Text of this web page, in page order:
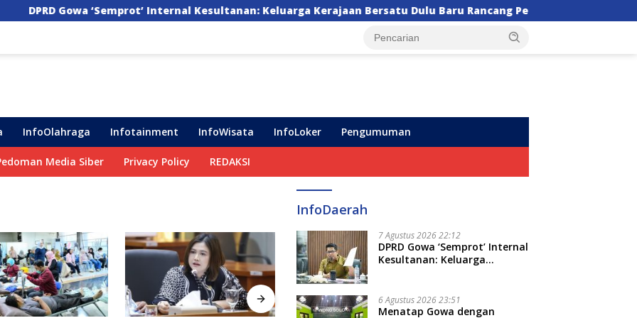
‘Semprot’ Internal Kesultanan: Keluarga Kerajaan Bersatu Dulu Baru Rancang Perda Baru!
InfoOlahraga Infotainment InfoWisata InfoLoker Pengumuman
Media Siber Privacy Policy REDAKSI
InfoDaerah
7 Agustus 2026 22:12
DPRD Gowa ‘Semprot’ Internal
Kesultanan: Keluarga
6 Agustus 2026 23:51
Menatap Gowa dengan